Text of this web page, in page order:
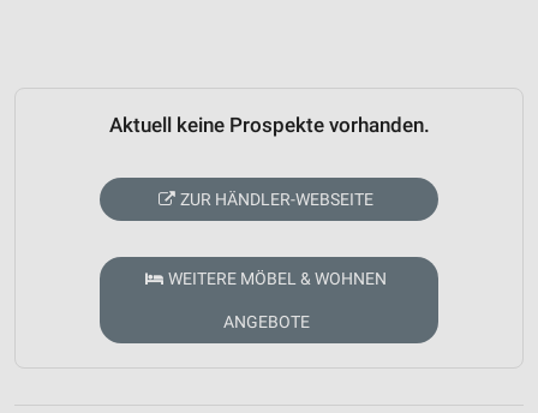
Aktuell keine Prospekte vorhanden.
ZUR HÄNDLER-WEBSEITE
WEITERE MÖBEL & WOHNEN
ANGEBOTE